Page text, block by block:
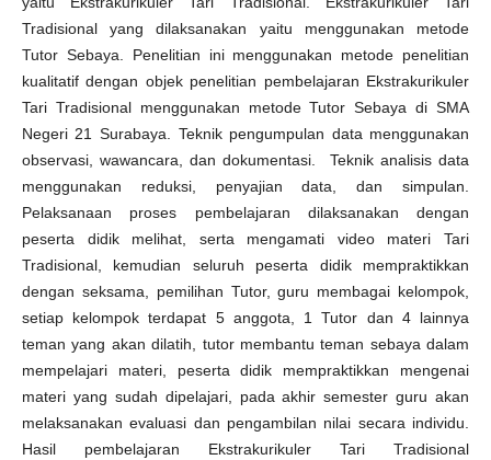
Tradisional yang dilaksanakan yaitu menggunakan metode
Tutor Sebaya. Penelitian ini menggunakan metode penelitian
kualitatif dengan objek penelitian pembelajaran Ekstrakurikuler
Tari Tradisional menggunakan metode Tutor Sebaya di SMA
Negeri 21 Surabaya. Teknik pengumpulan data menggunakan
observasi, wawancara, dan dokumentasi. Teknik analisis data
menggunakan reduksi, penyajian data, dan simpulan.
Pelaksanaan proses pembelajaran dilaksanakan dengan
peserta didik melihat, serta mengamati video materi Tari
Tradisional, kemudian seluruh peserta didik mempraktikkan
dengan seksama, pemilihan Tutor, guru membagai kelompok,
setiap kelompok terdapat 5 anggota, 1 Tutor dan 4 lainnya
teman yang akan dilatih, tutor membantu teman sebaya dalam
mempelajari materi, peserta didik mempraktikkan mengenai
materi yang sudah dipelajari, pada akhir semester guru akan
melaksanakan evaluasi dan pengambilan nilai secara individu.
Hasil pembelajaran Ekstrakurikuler Tari Tradisional